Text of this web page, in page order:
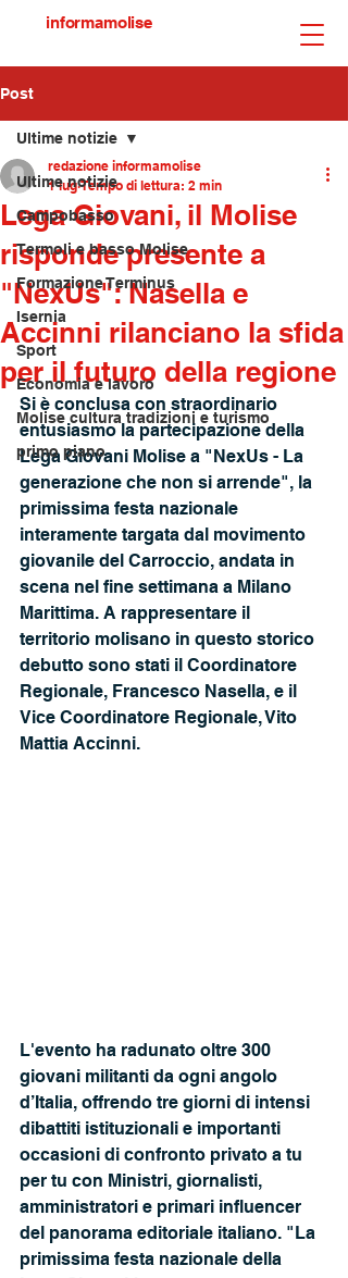
informamolise
Post
Ultime notizie
Campobasso
Termoli e basso Molise
Formazione Terminus
Isernia
Sport
Economia e lavoro
Molise cultura tradizioni e turismo
primo piano
Ultime notizie
Lega Giovani, il Molise
risponde presente a
"NexUs": Nasella e
Accinni rilanciano la sfida
per il futuro della regione
redazione informamolise
1 lug Tempo di lettura: 2 min
Si è conclusa con straordinario
entusiasmo la partecipazione della
Lega Giovani Molise a "NexUs - La
generazione che non si arrende", la
primissima festa nazionale
interamente targata dal movimento
giovanile del Carroccio, andata in
scena nel fine settimana a Milano
Marittima. A rappresentare il
territorio molisano in questo storico
debutto sono stati il Coordinatore
Regionale, Francesco Nasella, e il
Vice Coordinatore Regionale, Vito
Mattia Accinni.
L'evento ha radunato oltre 300
giovani militanti da ogni angolo
d’Italia, offrendo tre giorni di intensi
dibattiti istituzionali e importanti
occasioni di confronto privato a tu
per tu con Ministri, giornalisti,
amministratori e primari influencer
del panorama editoriale italiano. "La
primissima festa nazionale della